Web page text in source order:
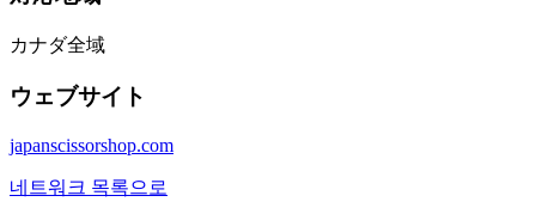
カナダ全域
ウェブサイト
japanscissorshop.com
네트워크 목록으로